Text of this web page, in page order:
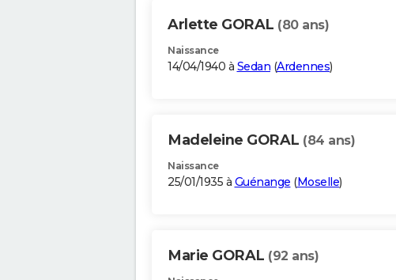
Arlette GORAL (80 ans)
Naissance
14/04/1940 à Sedan (Ardennes)
Madeleine GORAL (84 ans)
Naissance
25/01/1935 à Guénange (Moselle)
Marie GORAL (92 ans)